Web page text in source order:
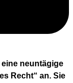
eine neuntägige
Recht“ an. Sie